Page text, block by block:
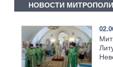
НОВОСТИ